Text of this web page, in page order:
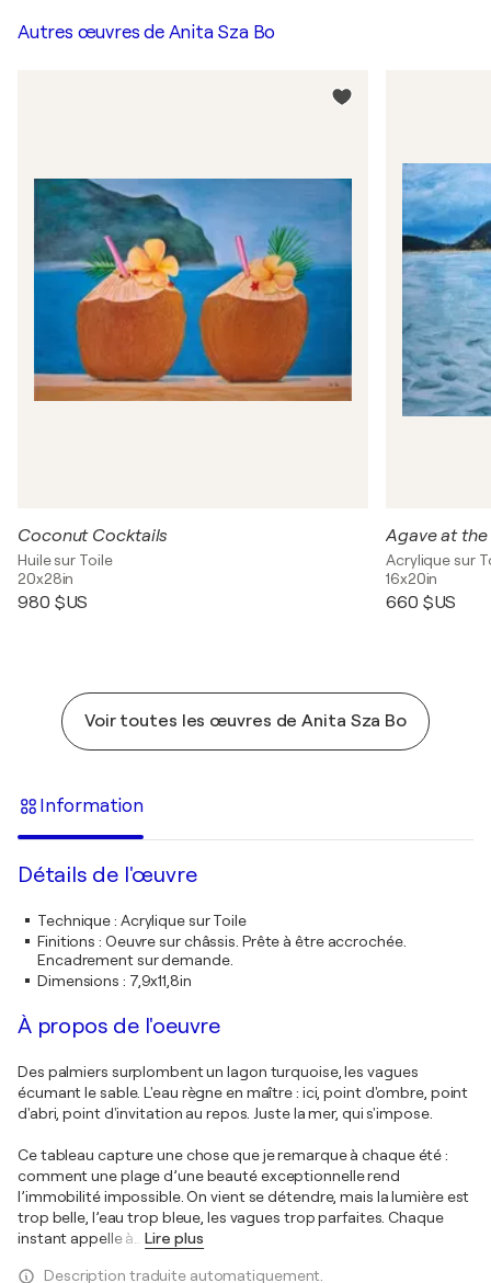
Autres œuvres de Anita Sza Bo
Coconut Cocktails
Huile sur Toile
20x28in
980 $US
Agave at
Acrylique sur
16x20in
660 $US
Voir toutes les œuvres de Anita Sza Bo
Information
Détails de l'œuvre
Technique: Acrylique sur Toile
Finitions : Oeuvre sur châssis. Prête à être accrochée.
Encadrement sur demande.
Dimensions : 7,9x11,8in
À propos de l'oeuvre
Des palmiers surplombent un lagon turquoise, les vagues
écumant le sable. L'eau règne en maître : ici, point d'ombre, point
d'abri, point d'invitation au repos. Juste la mer, qui s'impose.
Ce tableau capture une chose que je remarque à chaque été :
comment une plage d’une beauté exceptionnelle rend
l’immobilité impossible. On vient se détendre, mais la lumière est
trop belle, l’eau trop bleue, les vagues trop parfaites. Chaque
instant appelle à… Lire plus
Description traduite automatiquement.